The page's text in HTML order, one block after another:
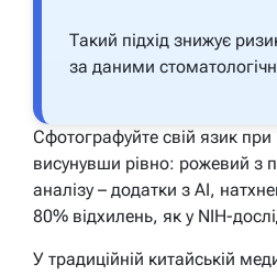
Такий підхід знижує
за даними
Сфотографуйте свій язик при
висунувши рівно: рожевий з
аналізу – додатки з AI,
80% відхилень, як у NIH-
У традиційній китайській